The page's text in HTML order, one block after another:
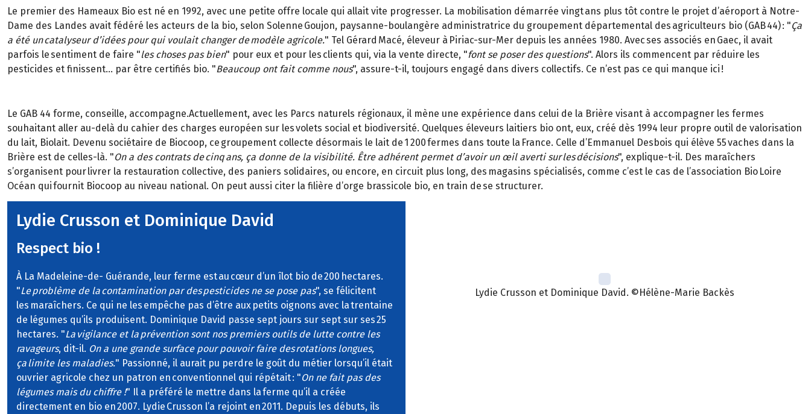
Le premier des Hameaux Bio est né en 1992, avec une petite offre locale qui allait vite progresser. La mobilisation démarrée vingt ans plus tôt contre le projet d’aéroport à Notre-
Dame des Landes avait fédéré les acteurs de la bio, selon Solenne Goujon, paysanne-boulangère administratrice du groupement départemental des agriculteurs bio (GAB 44) : "Ça
a été un catalyseur d’idées pour qui voulait changer de modèle agricole." Tel Gérard Macé, éleveur à Piriac-sur-Mer depuis les années 1980. Avec ses associés en Gaec, il avait
parfois le sentiment de faire "les choses pas bien" pour eux et pour les clients qui, via la vente directe, "font se poser des questions". Alors ils commencent par réduire les
pesticides et finissent… par être certifiés bio. "Beaucoup ont fait comme nous", assure-t-il, toujours engagé dans divers collectifs. Ce n’est pas ce qui manque ici !
Le GAB 44 forme, conseille, accompagne.Actuellement, avec les Parcs naturels régionaux, il mène une expérience dans celui de la Brière visant à accompagner les fermes
souhaitant aller au-delà du cahier des charges européen sur les volets social et biodiversité. Quelques éleveurs laitiers bio ont, eux, créé dès 1994 leur propre outil de valorisation
du lait, Biolait. Devenu sociétaire de Biocoop, ce groupement collecte désormais le lait de 1 200 fermes dans toute la France. Celle d’Emmanuel Desbois qui élève 55 vaches dans la
Brière est de celles-là. "On a des contrats de cinq ans, ça donne de la visibilité. Être adhérent permet d’avoir un œil averti sur les décisions", explique-t-il. Des maraîchers
s’organisent pour livrer la restauration collective, des paniers solidaires, ou encore, en circuit plus long, des magasins spécialisés, comme c’est le cas de l’association Bio Loire
Océan qui fournit Biocoop au niveau national. On peut aussi citer la filière d’orge brassicole bio, en train de se structurer.
Lydie Crusson et Dominique David
Respect bio !
À La Madeleine-de- Guérande, leur ferme est au cœur d’un îlot bio de 200 hectares.
"Le problème de la contamination par des pesticides ne se pose pas", se félicitent
les maraîchers. Ce qui ne les empêche pas d’être aux petits oignons avec la trentaine
de légumes qu’ils produisent. Dominique David passe sept jours sur sept sur ses 25
hectares. "La vigilance et la prévention sont nos premiers outils de lutte contre les
ravageurs, dit-il. On a une grande surface pour pouvoir faire des rotations longues,
ça limite les maladies." Passionné, il aurait pu perdre le goût du métier lorsqu’il était
ouvrier agricole chez un patron en conventionnel qui répétait : "On ne fait pas des
légumes mais du chiffre !" Il a préféré le mettre dans la ferme qu’il a créée
directement en bio en 2007. Lydie Crusson l’a rejoint en 2011. Depuis les débuts, ils
Lydie Crusson et Dominique David. ©Hélène-Marie Backès